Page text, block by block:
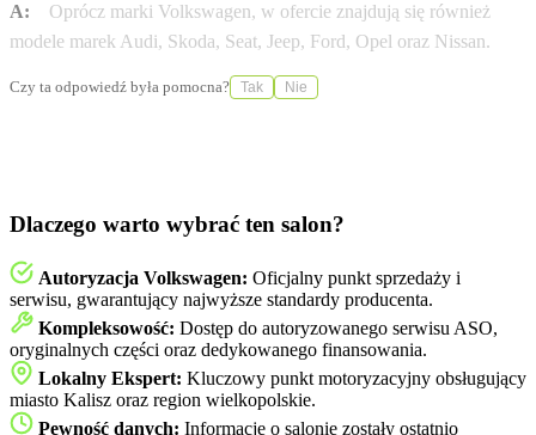
A:
Oprócz marki Volkswagen, w ofercie znajdują się również
modele marek Audi, Skoda, Seat, Jeep, Ford, Opel oraz Nissan.
Czy ta odpowiedź była pomocna? Tak Nie
Dlaczego warto wybrać ten salon?
Autoryzacja Volkswagen: Oficjalny punkt sprzedaży i
serwisu, gwarantujący najwyższe standardy producenta.
Kompleksowość: Dostęp do autoryzowanego serwisu ASO,
oryginalnych części oraz dedykowanego finansowania.
Lokalny Ekspert: Kluczowy punkt motoryzacyjny obsługujący
miasto Kalisz oraz region wielkopolskie.
Pewność danych: Informacje o salonie zostały ostatnio